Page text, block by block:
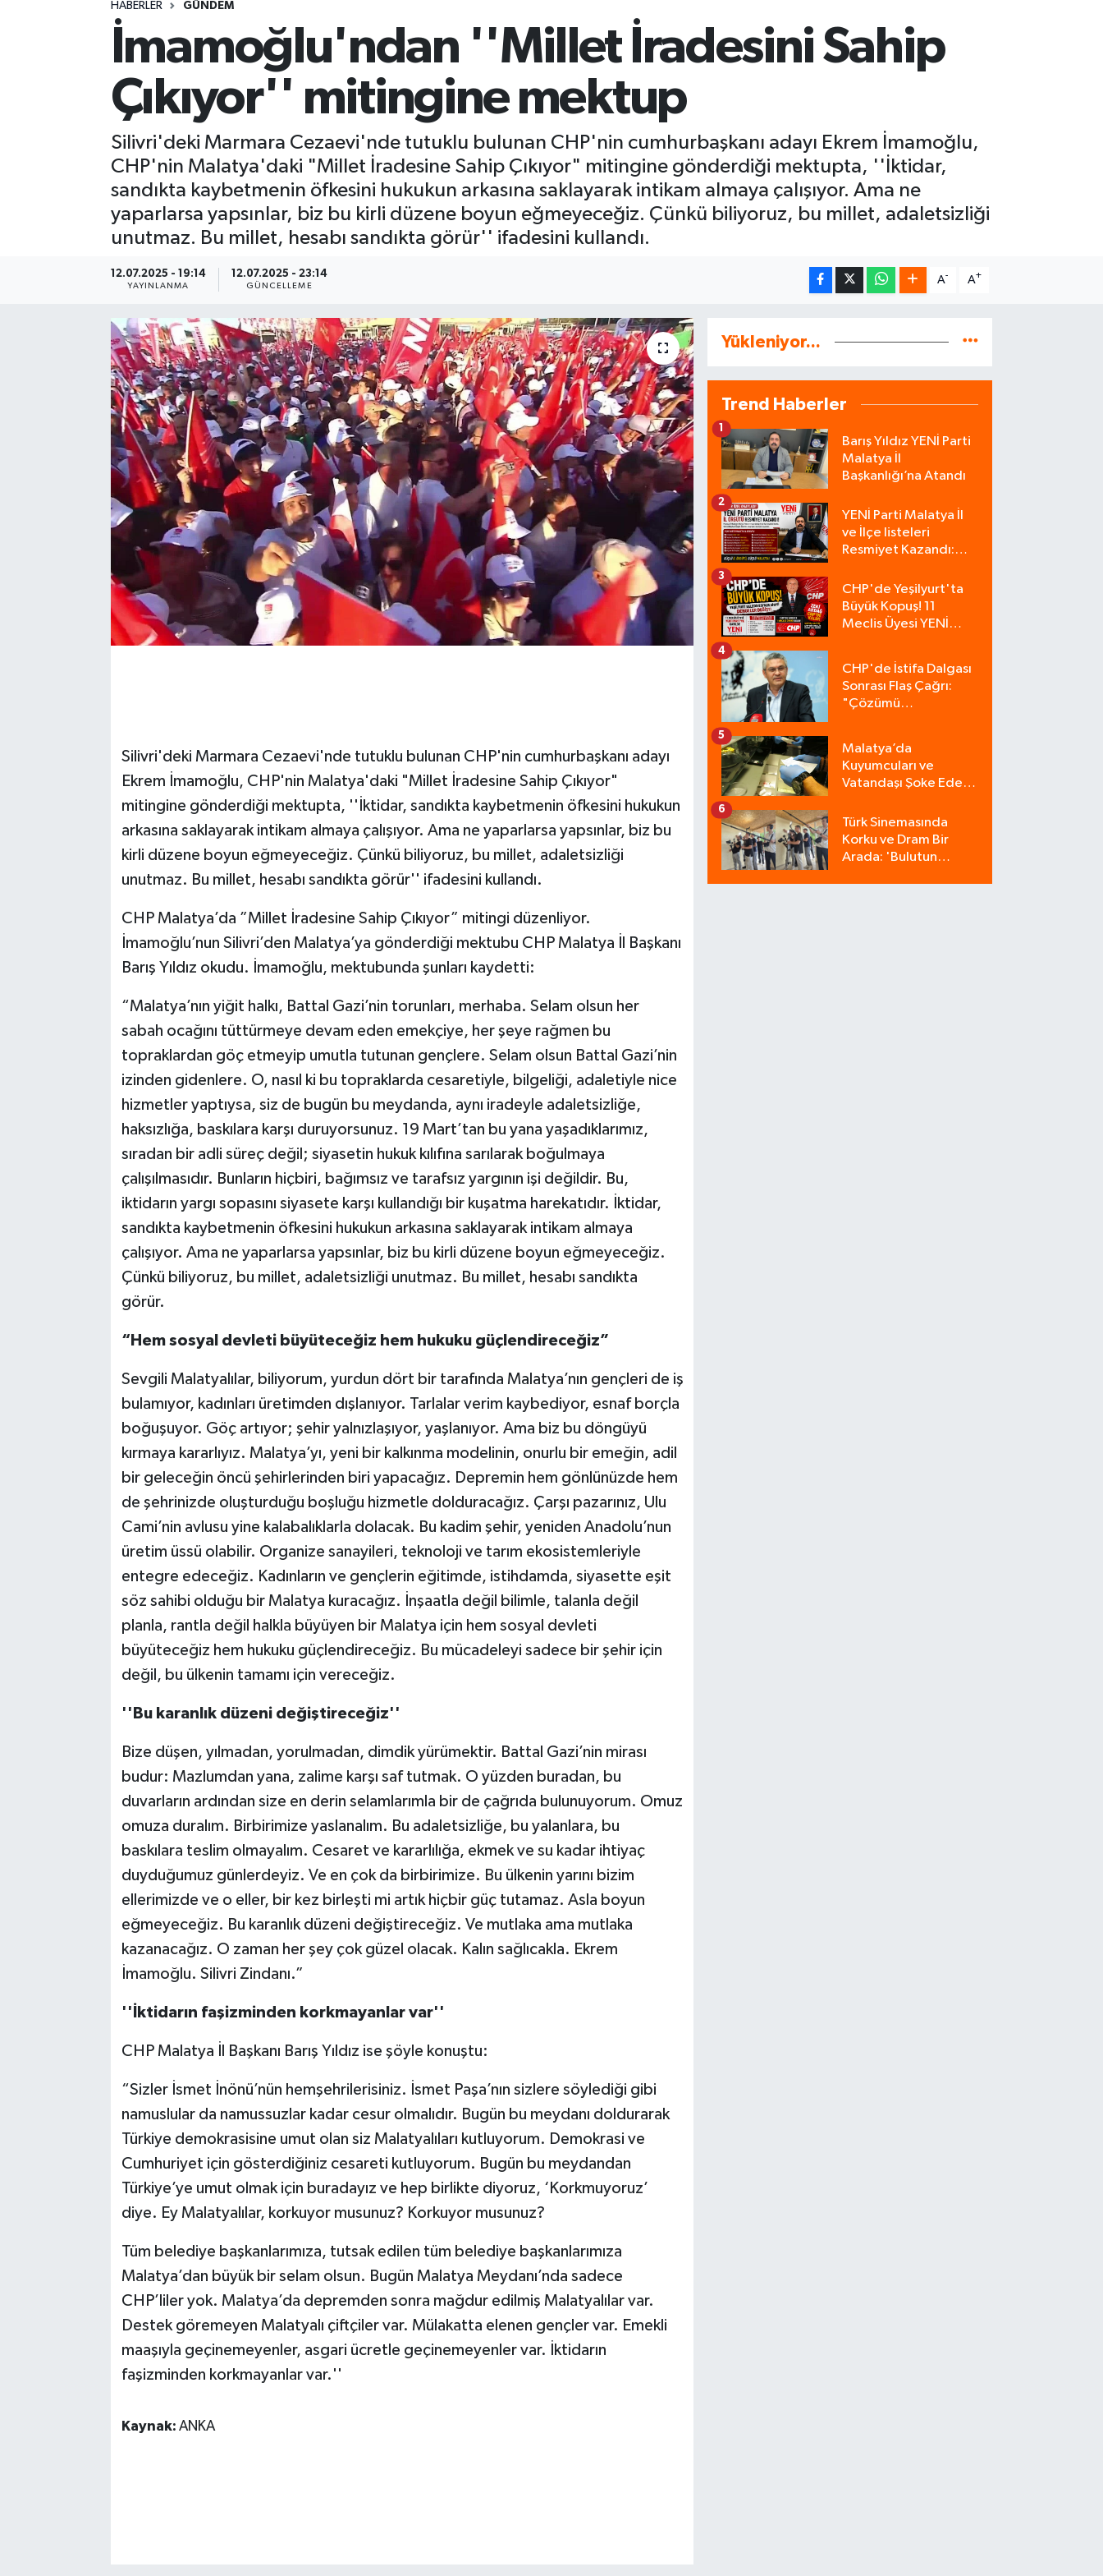
HABERLER GÜNDEM
İmamoğlu'ndan ''Millet İradesini Sahip
Çıkıyor'' mitingine mektup
Silivri'deki Marmara Cezaevi'nde tutuklu bulunan CHP'nin cumhurbaşkanı adayı Ekrem İmamoğlu,
CHP'nin Malatya'daki "Millet İradesine Sahip Çıkıyor" mitingine gönderdiği mektupta, ''İktidar,
sandıkta kaybetmenin öfkesini hukukun arkasına saklayarak intikam almaya çalışıyor. Ama ne
yaparlarsa yapsınlar, biz bu kirli düzene boyun eğmeyeceğiz. Çünkü biliyoruz, bu millet, adaletsizliği
unutmaz. Bu millet, hesabı sandıkta görür'' ifadesini kullandı.
12.07.2025 - 19:14
YAYINLANMA
12.07.2025 - 23:14
GÜNCELLEME
A- A+
Silivri'deki Marmara Cezaevi'nde tutuklu bulunan CHP'nin cumhurbaşkanı adayı
Ekrem İmamoğlu, CHP'nin Malatya'daki "Millet İradesine Sahip Çıkıyor"
mitingine gönderdiği mektupta, ''İktidar, sandıkta kaybetmenin öfkesini hukukun
arkasına saklayarak intikam almaya çalışıyor. Ama ne yaparlarsa yapsınlar, biz bu
kirli düzene boyun eğmeyeceğiz. Çünkü biliyoruz, bu millet, adaletsizliği
unutmaz. Bu millet, hesabı sandıkta görür'' ifadesini kullandı.
CHP Malatya’da ”Millet İradesine Sahip Çıkıyor” mitingi düzenliyor.
İmamoğlu’nun Silivri’den Malatya’ya gönderdiği mektubu CHP Malatya İl Başkanı
Barış Yıldız okudu. İmamoğlu, mektubunda şunları kaydetti:
“Malatya’nın yiğit halkı, Battal Gazi’nin torunları, merhaba. Selam olsun her
sabah ocağını tüttürmeye devam eden emekçiye, her şeye rağmen bu
topraklardan göç etmeyip umutla tutunan gençlere. Selam olsun Battal Gazi’nin
izinden gidenlere. O, nasıl ki bu topraklarda cesaretiyle, bilgeliği, adaletiyle nice
hizmetler yaptıysa, siz de bugün bu meydanda, aynı iradeyle adaletsizliğe,
haksızlığa, baskılara karşı duruyorsunuz. 19 Mart’tan bu yana yaşadıklarımız,
sıradan bir adli süreç değil; siyasetin hukuk kılıfına sarılarak boğulmaya
çalışılmasıdır. Bunların hiçbiri, bağımsız ve tarafsız yargının işi değildir. Bu,
iktidarın yargı sopasını siyasete karşı kullandığı bir kuşatma harekatıdır. İktidar,
sandıkta kaybetmenin öfkesini hukukun arkasına saklayarak intikam almaya
çalışıyor. Ama ne yaparlarsa yapsınlar, biz bu kirli düzene boyun eğmeyeceğiz.
Çünkü biliyoruz, bu millet, adaletsizliği unutmaz. Bu millet, hesabı sandıkta
görür.
“H em sosyal devleti büyüteceğiz hem hukuku güçlendireceğiz”
Sevgili Malatyalılar, biliyorum, yurdun dört bir tarafında Malatya’nın gençleri de iş
bulamıyor, kadınları üretimden dışlanıyor. Tarlalar verim kaybediyor, esnaf borçla
boğuşuyor. Göç artıyor; şehir yalnızlaşıyor, yaşlanıyor. Ama biz bu döngüyü
kırmaya kararlıyız. Malatya’yı, yeni bir kalkınma modelinin, onurlu bir emeğin, adil
bir geleceğin öncü şehirlerinden biri yapacağız. Depremin hem gönlünüzde hem
de şehrinizde oluşturduğu boşluğu hizmetle dolduracağız. Çarşı pazarınız, Ulu
Cami’nin avlusu yine kalabalıklarla dolacak. Bu kadim şehir, yeniden Anadolu’nun
üretim üssü olabilir. Organize sanayileri, teknoloji ve tarım ekosistemleriyle
entegre edeceğiz. Kadınların ve gençlerin eğitimde, istihdamda, siyasette eşit
söz sahibi olduğu bir Malatya kuracağız. İnşaatla değil bilimle, talanla değil
planla, rantla değil halkla büyüyen bir Malatya için hem sosyal devleti
büyüteceğiz hem hukuku güçlendireceğiz. Bu mücadeleyi sadece bir şehir için
değil, bu ülkenin tamamı için vereceğiz.
'' Bu karanlık düzeni değiştireceğiz''
Bize düşen, yılmadan, yorulmadan, dimdik yürümektir. Battal Gazi’nin mirası
budur: Mazlumdan yana, zalime karşı saf tutmak. O yüzden buradan, bu
duvarların ardından size en derin selamlarımla bir de çağrıda bulunuyorum. Omuz
omuza duralım. Birbirimize yaslanalım. Bu adaletsizliğe, bu yalanlara, bu
baskılara teslim olmayalım. Cesaret ve kararlılığa, ekmek ve su kadar ihtiyaç
duyduğumuz günlerdeyiz. Ve en çok da birbirimize. Bu ülkenin yarını bizim
ellerimizde ve o eller, bir kez birleşti mi artık hiçbir güç tutamaz. Asla boyun
eğmeyeceğiz. Bu karanlık düzeni değiştireceğiz. Ve mutlaka ama mutlaka
kazanacağız. O zaman her şey çok güzel olacak. Kalın sağlıcakla. Ekrem
İmamoğlu. Silivri Zindanı.”
''İktidarın faşizminden korkmayanlar var''
CHP Malatya İl Başkanı Barış Yıldız ise şöyle konuştu:
“Sizler İsmet İnönü’nün hemşehrilerisiniz. İsmet Paşa’nın sizlere söylediği gibi
namuslular da namussuzlar kadar cesur olmalıdır. Bugün bu meydanı doldurarak
Türkiye demokrasisine umut olan siz Malatyalıları kutluyorum. Demokrasi ve
Cumhuriyet için gösterdiğiniz cesareti kutluyorum. Bugün bu meydandan
Türkiye’ye umut olmak için buradayız ve hep birlikte diyoruz, ‘Korkmuyoruz’
diye. Ey Malatyalılar, korkuyor musunuz? Korkuyor musunuz?
Tüm belediye başkanlarımıza, tutsak edilen tüm belediye başkanlarımıza
Malatya’dan büyük bir selam olsun. Bugün Malatya Meydanı’nda sadece
CHP’liler yok. Malatya’da depremden sonra mağdur edilmiş Malatyalılar var.
Destek göremeyen Malatyalı çiftçiler var. Mülakatta elenen gençler var. Emekli
maaşıyla geçinemeyenler, asgari ücretle geçinemeyenler var. İktidarın
faşizminden korkmayanlar var.''
Kaynak: ANKA
Yükleniyor...
Trend Haberler
Barış Yıldız YENİ Parti
Malatya İl
Başkanlığı’na Atandı
1
YENİ Parti Malatya İl
ve İlçe listeleri
Resmiyet Kazandı:
2
CHP'de Yeşilyurt'ta
Büyük Kopuş! 11
Meclis Üyesi YENİ
Tek Üyeyle Kaldı
3
CHP'de İstifa Dalgası
Sonrası Flaş Çağrı:
"Çözümü
4
Malatya’da
Kuyumcuları ve
Vatandaşı Şoke Eden
Milyonluk Tuzağı Polis
Bozdu!
5
Türk Sinemasında
Korku ve Dram Bir
Arada: 'Bulutun
6